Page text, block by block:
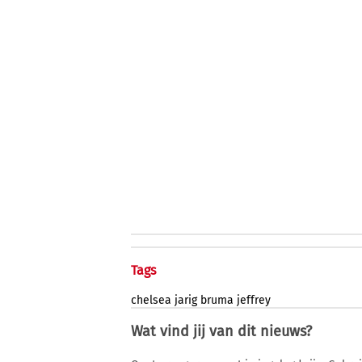
Tags
chelsea jarig bruma jeffrey
Wat vind jij van dit nieuws?